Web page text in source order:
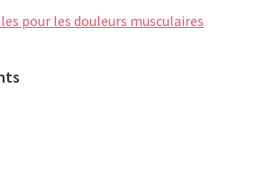
pour les douleurs musculaires